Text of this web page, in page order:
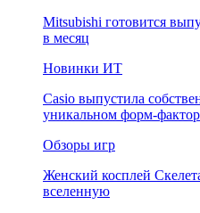
Mitsubishi готовится
в месяц
Новинки ИТ
Casio выпустила
уникальном форм-
Обзоры игр
Женский косплей
вселенную